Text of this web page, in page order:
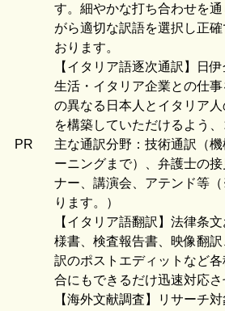
PR
す。細やかな打ち合わせを
がら適切な訳語を選択し正
おります。
【イタリア語逐次通訳】日
生活・イタリア企業との仕
の異なる日本人とイタリア
を構築していただけるよう
主な通訳分野：技術通訳（
ーニングまで）、弁護士の
ナー、講演会、アテンド等
ります。）
【イタリア語翻訳】法律条
様書、検査報告書、映像翻
訳のポストエディットなど
合にもできるだけ迅速対応
【海外文献調査】リサーチ